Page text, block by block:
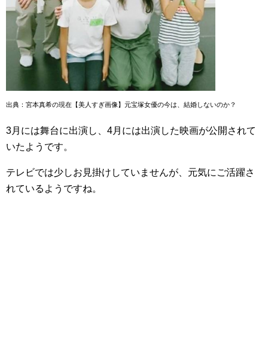
出典：宮本真希の現在【美人すぎ画像】元宝塚女優の今は、結婚しないのか？
3月には舞台に出演し、4月には出演した映画が公開されて
いたようです。
テレビでは少しお見掛けしていませんが、元気にご活躍さ
れているようですね。